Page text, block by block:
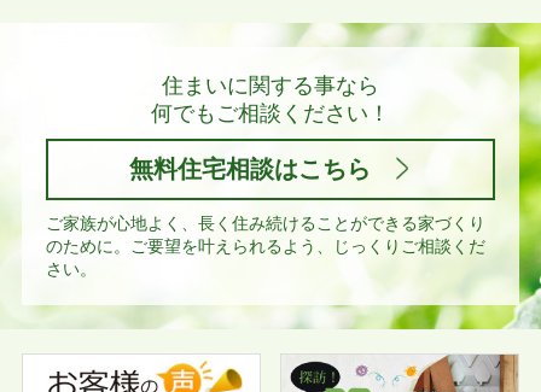
住まいに関する事なら
何でもご相談ください！
無料住宅相談はこちら
ご家族が心地よく、長く住み続けることができる家づくり
のために。
ご要望を叶えられるよう、じっくりご相談くだ
さい。